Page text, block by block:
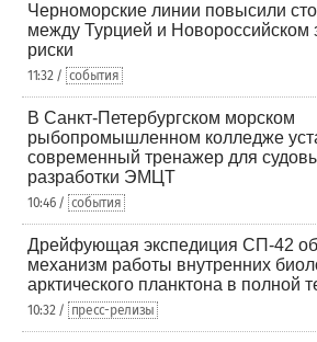
Черноморские линии повысили
между Турцией и Новороссийском
риски
11:32 / события
В Санкт-Петербургском морском
рыбопромышленном колледже
современный тренажер для
разработки ЭМЦТ
10:46 / события
Дрейфующая экспедиция СП-42
механизм работы внутренних
арктического планктона в полной
10:32 / пресс-релизы